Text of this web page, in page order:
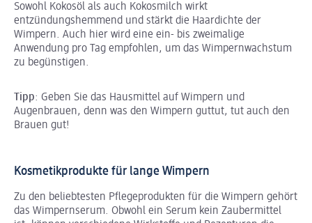
Sowohl Kokosöl als auch Kokosmilch wirkt
entzündungshemmend und stärkt die Haardichte der
Wimpern. Auch hier wird eine ein- bis zweimalige
Anwendung pro Tag empfohlen, um das Wimpernwachstum
zu begünstigen.
Tipp: Geben Sie das Hausmittel auf Wimpern und
Augenbrauen, denn was den Wimpern guttut, tut auch den
Brauen gut!
Kosmetikprodukte für lange Wimpern
Zu den beliebtesten Pflegeprodukten für die Wimpern gehört
das Wimpernserum. Obwohl ein Serum kein Zaubermittel